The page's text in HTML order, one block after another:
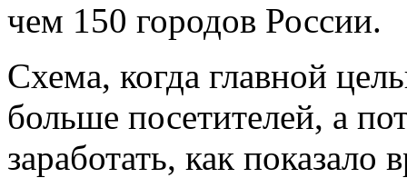
чем 150 городов России.
Схема, когда главной
больше посетителей, а
заработать, как показало